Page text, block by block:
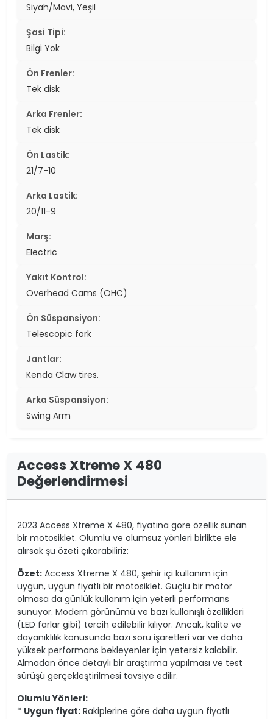
Siyah/Mavi, Yeşil
Şasi Tipi:
Bilgi Yok
Ön Frenler:
Tek disk
Arka Frenler:
Tek disk
Ön Lastik:
21/7-10
Arka Lastik:
20/11-9
Marş:
Electric
Yakıt Kontrol:
Overhead Cams (OHC)
Ön Süspansiyon:
Telescopic fork
Jantlar:
Kenda Claw tires.
Arka Süspansiyon:
Swing Arm
Access Xtreme X 480
Değerlendirmesi
2023 Access Xtreme X 480, fiyatına göre özellik sunan
bir motosiklet. Olumlu ve olumsuz yönleri birlikte ele
alırsak şu özeti çıkarabiliriz:
Özet: Access Xtreme X 480, şehir içi kullanım için
uygun, uygun fiyatlı bir motosiklet. Güçlü bir motor
olmasa da günlük kullanım için yeterli performans
sunuyor. Modern görünümü ve bazı kullanışlı özellikleri
(LED farlar gibi) tercih edilebilir kılıyor. Ancak, kalite ve
dayanıklılık konusunda bazı soru işaretleri var ve daha
yüksek performans bekleyenler için yetersiz kalabilir.
Almadan önce detaylı bir araştırma yapılması ve test
sürüşü gerçekleştirilmesi tavsiye edilir.
Olumlu Yönleri:
* Uygun fiyat: Rakiplerine göre daha uygun fiyatlı